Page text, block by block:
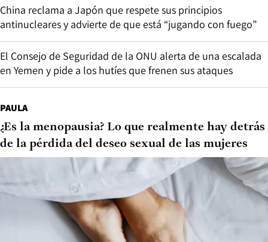
China reclama a Japón que respete sus principios
antinucleares y advierte de que está “jugando con fuego”
El Consejo de Seguridad de la ONU alerta de una escalada
en Yemen y pide a los hutíes que frenen sus ataques
PAULA
¿Es la menopausia? Lo que realmente hay detrás
de la pérdida del deseo sexual de las mujeres